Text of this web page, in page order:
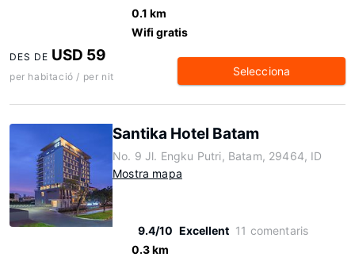
0.1 km
Wifi gratis
DES DE USD 59
per habitació / per nit Selecciona
Santika Hotel Batam
No. 9 Jl. Engku Putri, Batam, 29464, ID
Mostra mapa
9.4/10 Excellent 11 comentaris
0.3 km